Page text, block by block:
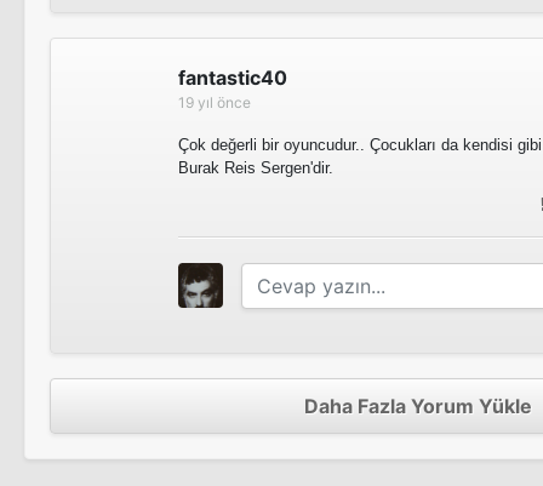
fantastic40
19 yıl önce
Çok değerli bir oyuncudur.. Çocukları da kendisi
Burak Reis Sergen'dir.
Daha Fazla Yorum Yükle